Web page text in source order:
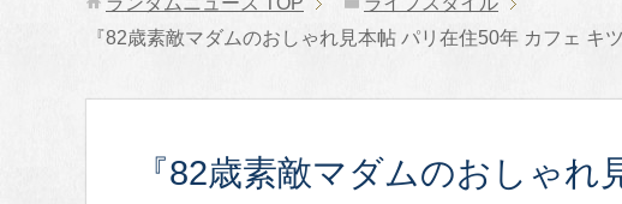
『82歳素敵マダムのおしゃれ見本帖 パリ在住50年 カフェ キ
『82歳素敵マダムのおしゃれ